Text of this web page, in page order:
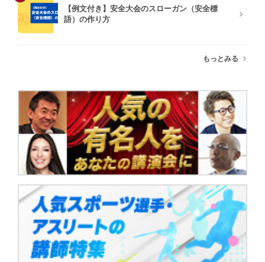
【例文付き】安全大会のスローガン（安全標
語）の作り方
もっとみる